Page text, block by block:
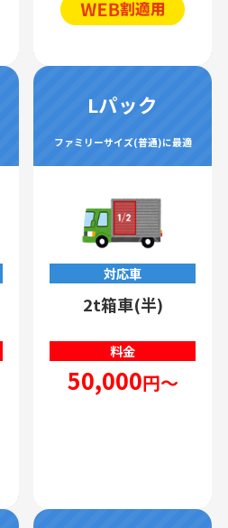
Lパック
ファミリーサイズ(普通)に最適
対応車
2t箱車(半)
料金
50,000円～